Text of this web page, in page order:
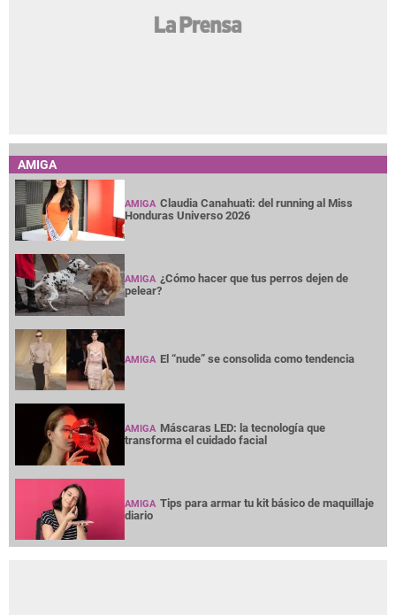
AMIGA
AMIGA Claudia Canahuati: del running al Miss
Honduras Universo 2026
AMIGA ¿Cómo hacer que tus perros dejen de
pelear?
AMIGA El “nude” se consolida como tendencia
AMIGA Máscaras LED: la tecnología que
transforma el cuidado facial
AMIGA Tips para armar tu kit básico de maquillaje
diario